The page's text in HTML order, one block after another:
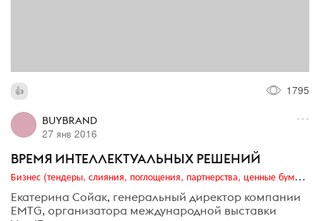
1795
BUYBRAND
27 янв 2016
ВРЕМЯ ИНТЕЛЛЕКТУАЛЬНЫХ РЕШЕНИЙ
Бизнес (тендеры, слияния, поглощения, партнерства, ценные бумаги, акционеры, финансы и отчетность)
Екатерина Сойак, генеральный директор компании
EMTG, организатора международной выставки